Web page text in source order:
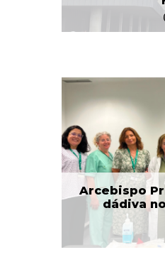
Arcebispo
dádiva
CIM